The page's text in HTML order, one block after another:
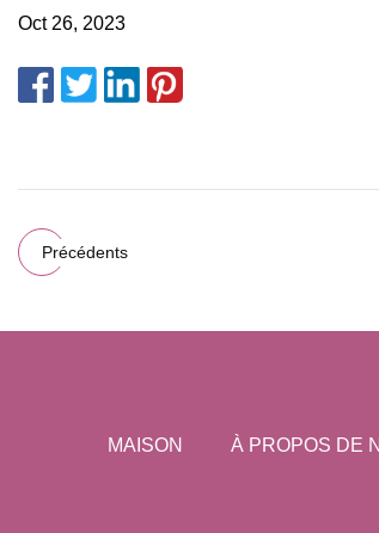
Oct 26, 2023
Précédents
MAISON À PROPOS DE